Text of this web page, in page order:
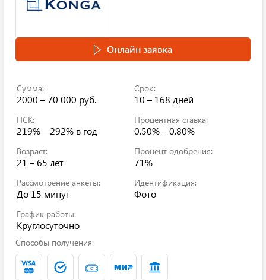
Онлайн заявка
Сумма:
2000 – 70 000 руб.
Срок:
10 – 168 дней
ПСК:
219% – 292% в год
Процентная ставка:
0.50% – 0.80%
Возраст:
21 – 65 лет
Процент одобрения:
71%
Рассмотрение анкеты:
До 15 минут
Идентификация:
Фото
График работы:
Круглосуточно
Способы получения: